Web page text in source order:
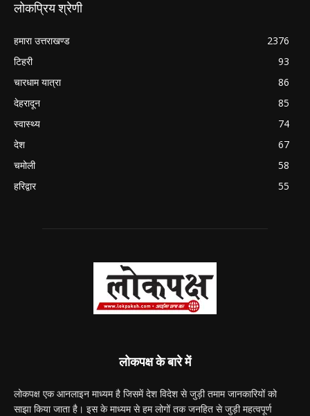
लोकप्रिय श्रेणी
हमारा उत्तराखण्ड
2376
टिहरी
93
चारधाम यात्रा
86
देहरादून
85
स्वास्थ्य
74
देश
67
चमोली
58
हरिद्वार
55
लोकपक्ष के बारे में
लोकपक्ष एक आनलाइन माध्यम है जिसमें देश विदेश से जुड़ी तमाम जानकारियों को
साझा किया जाता है। इस के माध्यम से हम लोगों तक जनहित से जुड़ी महत्वपूर्ण